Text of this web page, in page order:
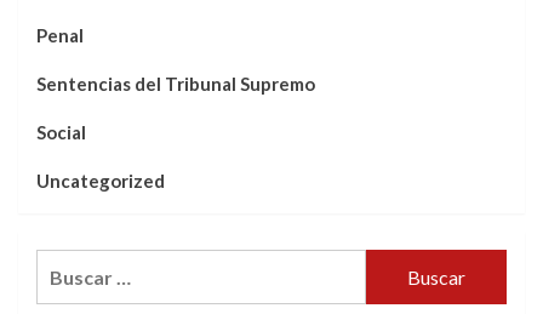
Penal
Sentencias del Tribunal Supremo
Social
Uncategorized